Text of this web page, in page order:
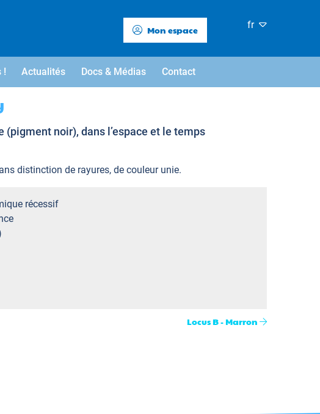
Mon espace fr
! Actualités Docs & Médias Contact
noir), dans l’espace et le temps
distinction de rayures, de couleur unie.
récessif
Locus B - Marron